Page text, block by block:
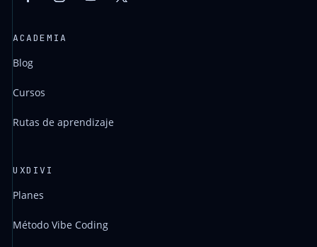
ACADEMIA
Blog
Cursos
Rutas de aprendizaje
UXDIVI
Planes
Método Vibe Coding